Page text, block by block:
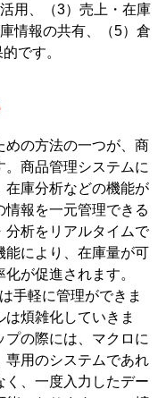
用、（3）売上・在庫
情報の共有、（5）倉
です。
めの方法の一つが、商
商品管理システムに
在庫分析などの機能が
報を一元管理できる
分析をリアルタイムで
能により、在庫量が可
が促進されます。
手軽に管理ができま
煩雑化していきま
の際には、マクロに
専用のシステムであれ
く、一度入力したデー